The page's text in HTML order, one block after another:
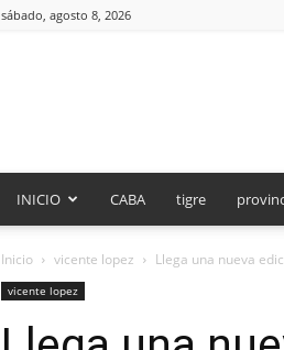
sábado, agosto 8, 2026
INICIO CABA tigre
Inicio vicente lopez Llega una nueva
vicente lopez